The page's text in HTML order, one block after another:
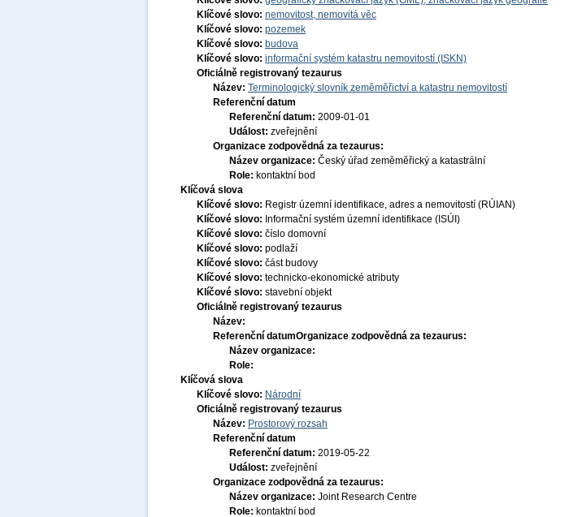
Klíčové slovo: nemovitost, nemovitá věc
Klíčové slovo: pozemek
Klíčové slovo: budova
Klíčové slovo: informační systém katastru nemovitostí (ISKN)
Oficiálně registrovaný tezaurus
Název: Terminologický slovník zeměměřictví a katastru nemovitostí
Referenční datum
Referenční datum: 2009-01-01
Událost: zveřejnění
Organizace zodpovědná za tezaurus:
Název organizace: Český úřad zeměměřický a katastrální
Role: kontaktní bod
Klíčová slova
Klíčové slovo: Registr územní identifikace, adres a nemovitostí (RÚIAN)
Klíčové slovo: Informační systém územní identifikace (ISÚI)
Klíčové slovo: číslo domovní
Klíčové slovo: podlaží
Klíčové slovo: část budovy
Klíčové slovo: technicko-ekonomické atributy
Klíčové slovo: stavební objekt
Oficiálně registrovaný tezaurus
Název:
Referenční datumOrganizace zodpovědná za tezaurus:
Název organizace:
Role:
Klíčová slova
Klíčové slovo: Národní
Oficiálně registrovaný tezaurus
Název: Prostorový rozsah
Referenční datum
Referenční datum: 2019-05-22
Událost: zveřejnění
Organizace zodpovědná za tezaurus:
Název organizace: Joint Research Centre
Role: kontaktní bod